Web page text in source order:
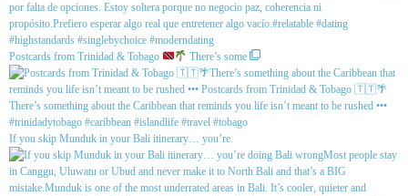
Postcards from Trinidad & Tobago There’s some
If you skip Munduk in your Bali itinerary… you’re